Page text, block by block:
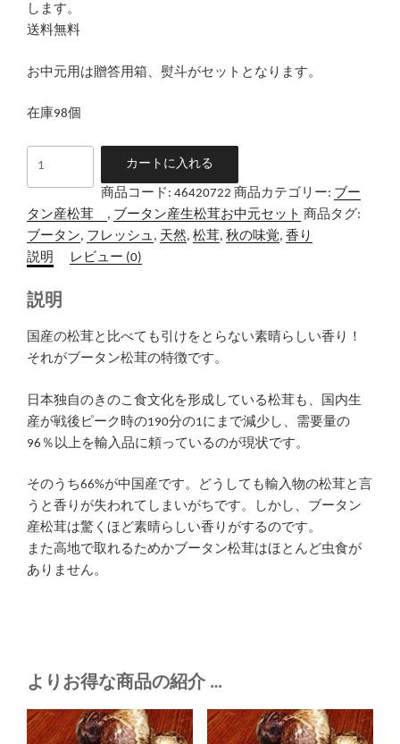
します。
送料無料
お中元用は贈答用箱、熨斗がセットとなります。
在庫98個
ン
生
松
300
元
セ
個
カートに入れる
商品コード: 46420722 商品カテゴリー: ブー
タン産松茸 , ブータン産生松茸お中元セット 商品タグ:
ブータン, フレッシュ , 天然, 松茸, 秋の味覚, 香り
説明
レビュー (0)
説明
国産の松茸と比べても引けをとらない素晴らしい香り！
それがブータン松茸の特徴です。
日本独自のきのこ食文化を形成している松茸も、国内生
産が戦後ピーク時の190分の1にまで減少し、需要量の
96％以上を輸入品に頼っているのが現状です。
そのうち66%が中国産です。どうしても輸入物の松茸と言
うと香りが失われてしまいがちです。しかし、ブータン
産松茸は驚くほど素晴らしい香りがするのです。
また高地で取れるためかブータン松茸はほとんど虫食が
ありません。
よりお得な商品の紹介 …